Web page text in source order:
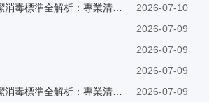
2026-07-10
2026-07-09
2026-07-09
2026-07-09
2026-07-09